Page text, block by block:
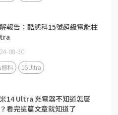
報告：酷態科15號超級電能柱
08-30
態科 15Ultra
14 Ultra 充電器不知道怎麼
看完這篇文章就知道了